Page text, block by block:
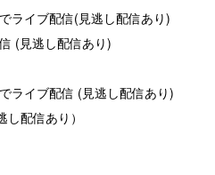
ライブ配信(見逃し配信あり)
(見逃し配信あり)
ライブ配信 (見逃し配信あり)
配信あり）